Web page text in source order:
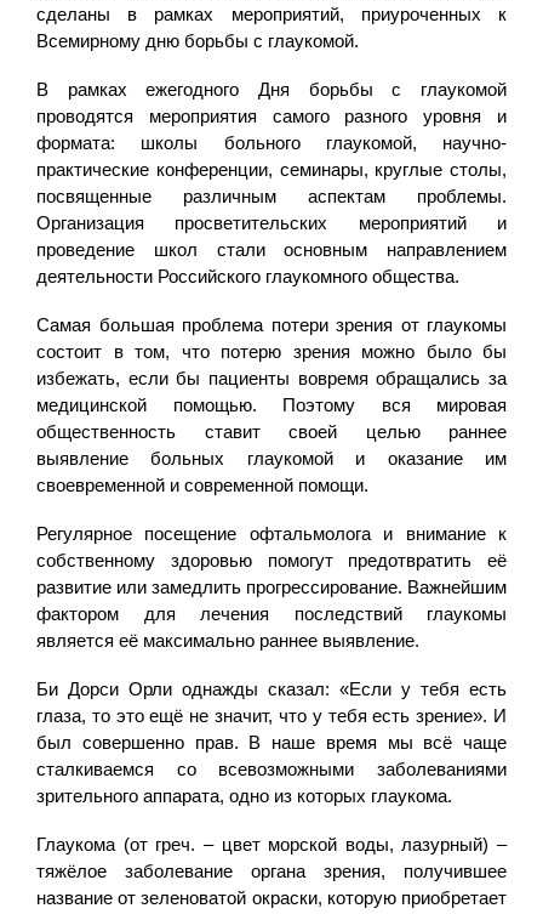
сделаны в рамках мероприятий, приуроченных к
Всемирному дню борьбы с глаукомой.
В рамках ежегодного Дня борьбы с глаукомой
проводятся мероприятия самого разного уровня и
формата: школы больного глаукомой, научно-
практические конференции, семинары, круглые столы,
посвященные различным аспектам проблемы.
Организация просветительских мероприятий и
проведение школ стали основным направлением
деятельности Российского глаукомного общества.
Самая большая проблема потери зрения от глаукомы
состоит в том, что потерю зрения можно было бы
избежать, если бы пациенты вовремя обращались за
медицинской помощью. Поэтому вся мировая
общественность ставит своей целью раннее
выявление больных глаукомой и оказание им
своевременной и современной помощи.
Регулярное посещение офтальмолога и внимание к
собственному здоровью помогут предотвратить её
развитие или замедлить прогрессирование. Важнейшим
фактором для лечения последствий глаукомы
является её максимально раннее выявление.
Би Дорси Орли однажды сказал: «Если у тебя есть
глаза, то это ещё не значит, что у тебя есть зрение». И
был совершенно прав. В наше время мы всё чаще
сталкиваемся со всевозможными заболеваниями
зрительного аппарата, одно из которых глаукома.
Глаукома (от греч. – цвет морской воды, лазурный) –
тяжёлое заболевание органа зрения, получившее
название от зеленоватой окраски, которую приобретает